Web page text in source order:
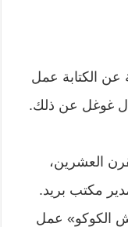
الكتابة عمل
غوغل عن ذلك.
العشرين،
مكتب بريد.
الكوكو» عمل